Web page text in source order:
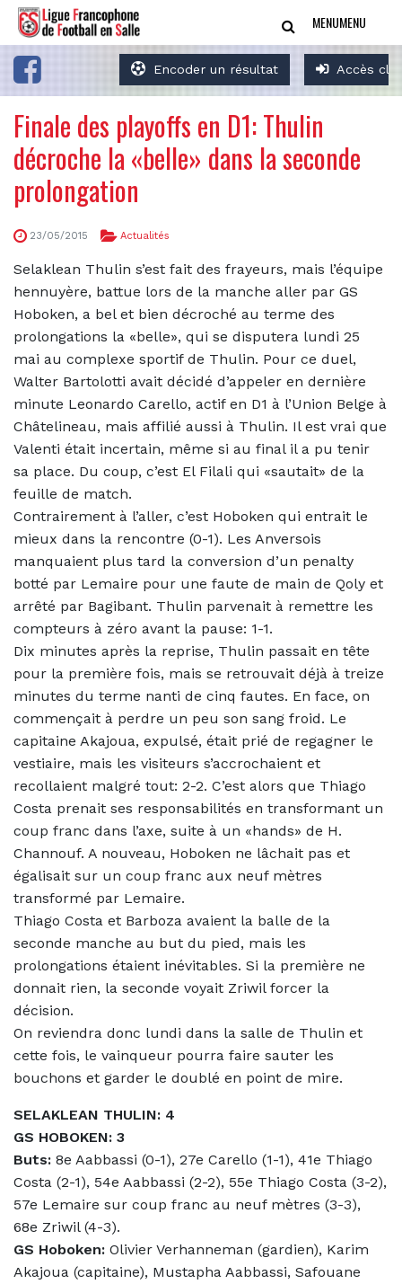
Encoder un résultat Accès
MENUMENU
Finale des playoffs en D1: Thulin
décroche la «belle» dans la seconde
prolongation
23/05/2015 Actualités
Selaklean Thulin s’est fait des frayeurs, mais l’équipe
hennuyère, battue lors de la manche aller par GS
Hoboken, a bel et bien décroché au terme des
prolongations la «belle», qui se disputera lundi 25
mai au complexe sportif de Thulin. Pour ce duel,
Walter Bartolotti avait décidé d’appeler en dernière
minute Leonardo Carello, actif en D1 à l’Union Belge à
Châtelineau, mais affilié aussi à Thulin. Il est vrai que
Valenti était incertain, même si au final il a pu tenir
sa place. Du coup, c’est El Filali qui «sautait» de la
feuille de match.
Contrairement à l’aller, c’est Hoboken qui entrait le
mieux dans la rencontre (0-1). Les Anversois
manquaient plus tard la conversion d’un penalty
botté par Lemaire pour une faute de main de Qoly et
arrêté par Bagibant. Thulin parvenait à remettre les
compteurs à zéro avant la pause: 1-1.
Dix minutes après la reprise, Thulin passait en tête
pour la première fois, mais se retrouvait déjà à treize
minutes du terme nanti de cinq fautes. En face, on
commençait à perdre un peu son sang froid. Le
capitaine Akajoua, expulsé, était prié de regagner le
vestiaire, mais les visiteurs s’accrochaient et
recollaient malgré tout: 2-2. C’est alors que Thiago
Costa prenait ses responsabilités en transformant un
coup franc dans l’axe, suite à un «hands» de H.
Channouf. A nouveau, Hoboken ne lâchait pas et
égalisait sur un coup franc aux neuf mètres
transformé par Lemaire.
Thiago Costa et Barboza avaient la balle de la
seconde manche au but du pied, mais les
prolongations étaient inévitables. Si la première ne
donnait rien, la seconde voyait Zriwil forcer la
décision.
On reviendra donc lundi dans la salle de Thulin et
cette fois, le vainqueur pourra faire sauter les
bouchons et garder le doublé en point de mire.
SELAKLEAN THULIN: 4
GS HOBOKEN: 3
Buts: 8e Aabbassi (0-1), 27e Carello (1-1), 41e Thiago
Costa (2-1), 54e Aabbassi (2-2), 55e Thiago Costa (3-2),
57e Lemaire sur coup franc au neuf mètres (3-3),
68e Zriwil (4-3).
GS Hoboken: Olivier Verhanneman (gardien), Karim
Akajoua (capitaine), Mustapha Aabbassi, Safouane